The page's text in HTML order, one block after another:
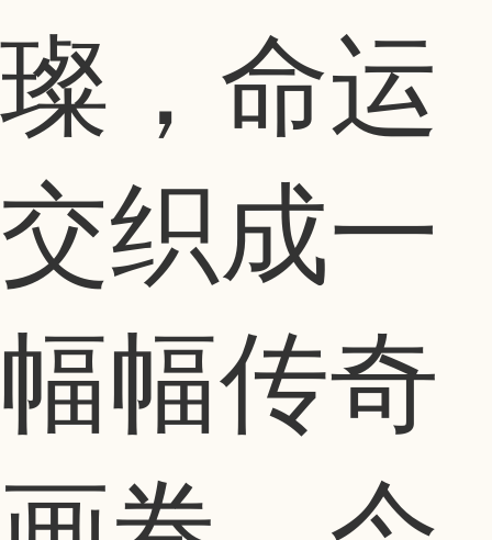
璨，命运
交织成一
幅幅传奇